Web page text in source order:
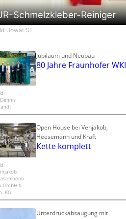
u
p
e
s
Schmelzkleber-Reiniger
Jowat SE
Jubiläum und Neubau
80 Jahre Fraunhofer WKI
GmbH &
KG
Open House bei Venjakob,
Heesemann und Kraft
Kette komplett
Unterdruckabsaugung mit